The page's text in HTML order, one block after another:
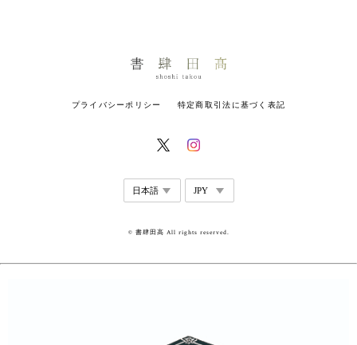
プライバシーポリシー 特定商取引法に基づく表記
© 書肆田高 All rights reserved.